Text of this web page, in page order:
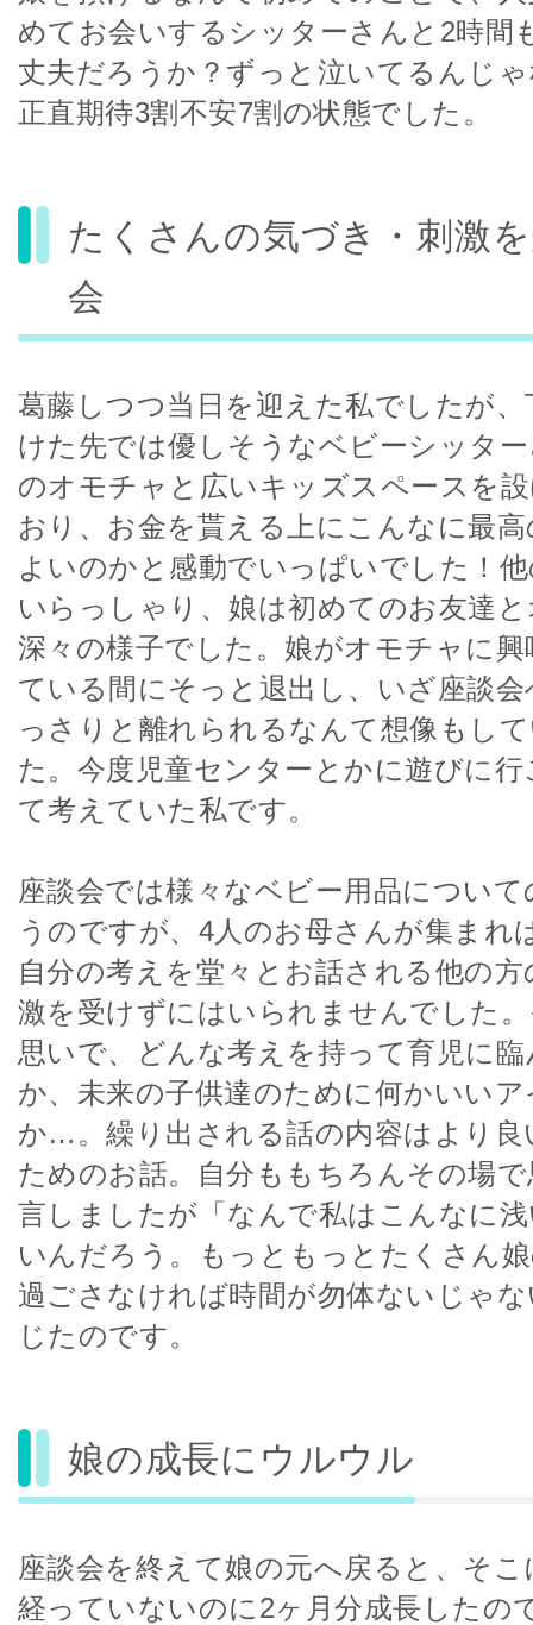
めてお会いするシッターさんと2時間
丈夫だろうか？ずっと泣いてるんじ
正直期待3割不安7割の状態でした。
たくさんの気づき・刺激
会
葛藤しつつ当日を迎えた私でしたが
けた先では優しそうなベビーシッタ
のオモチャと広いキッズスペースを
おり、お金を貰える上にこんなに最
よいのかと感動でいっぱいでした！
いらっしゃり、娘は初めてのお友達
深々の様子でした。娘がオモチャに
ている間にそっと退出し、いざ座談
っさりと離れられるなんて想像もし
た。今度児童センターとかに遊びに
て考えていた私です。
座談会では様々なベビー用品につい
うのですが、4人のお母さんが集まれ
自分の考えを堂々とお話される他の
激を受けずにはいられませんでした
思いで、どんな考えを持って育児に
か、未来の子供達のために何かいい
か…。繰り出される話の内容はより良
ためのお話。自分ももちろんその場
言しましたが「なんで私はこんなに
いんだろう。もっともっとたくさん
過ごさなければ時間が勿体ないじゃ
じたのです。
娘の成長にウルウル
座談会を終えて娘の元へ戻ると、そ
経っていないのに2ヶ月分成長したの